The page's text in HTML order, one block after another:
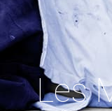
Les